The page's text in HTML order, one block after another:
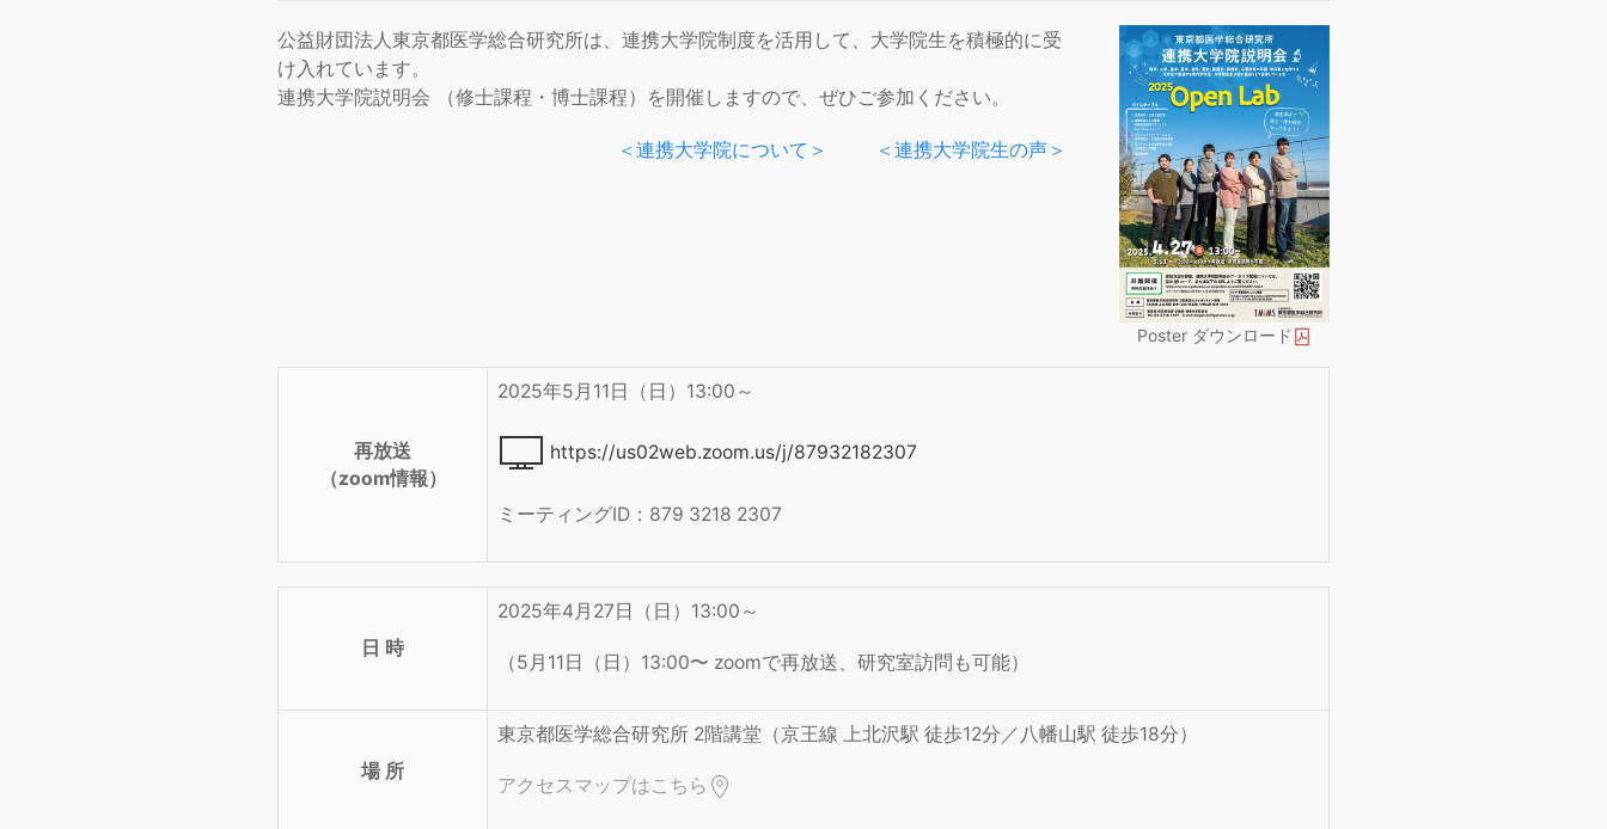
Poster ダウンロード
公益財団法人東京都医学総合研究所は、連携大学院制度を活用して、大学院生を積極的に受
け入れています。
連携大学院説明会 （修士課程・博士課程）を開催しますので、ぜひご参加ください。
＜連携大学院生の声＞
＜連携大学院について＞
再放送
（zoom情報）
2025年5月11日（日）13:00～
https://us02web.zoom.us/j/87932182307
ミーティングID：879 3218 2307
日 時
2025年4月27日（日）13:00～
（5月11日（日）13:00〜 zoomで再放送、研究室訪問も可能）
場 所
東京都医学総合研究所 2階講堂（京王線 上北沢駅 徒歩12分／八幡山駅 徒歩18分）
アクセスマップはこちら